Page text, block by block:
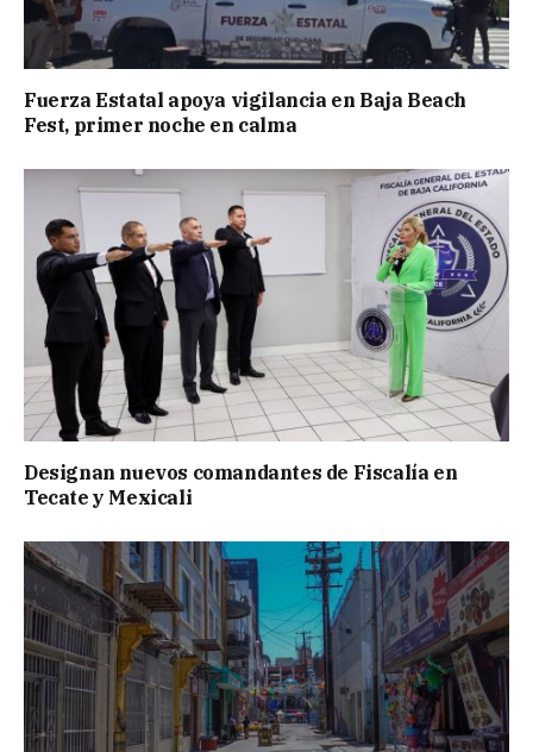
Fuerza Estatal apoya vigilancia en Baja Beach
Fest, primer noche en calma
Designan nuevos comandantes de Fiscalía en
Tecate y Mexicali